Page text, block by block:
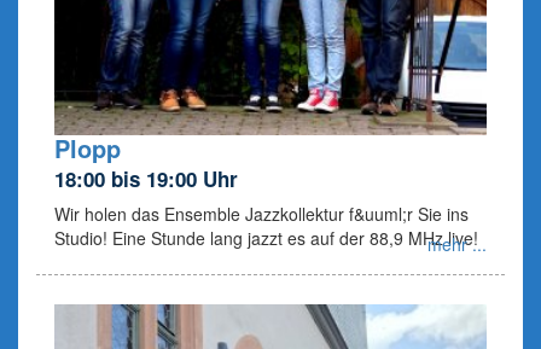
Plopp
18:00 bis 19:00 Uhr
Wir holen das Ensemble Jazzkollektur f&uuml;r Sie ins
Studio! Eine Stunde lang jazzt es auf der 88,9 MHz live!
mehr ...